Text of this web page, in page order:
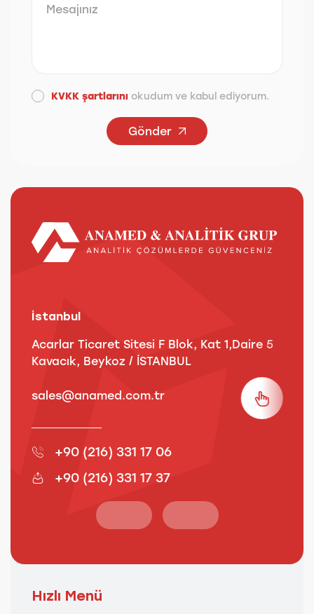
KVKK şartlarını okudum ve kabul ediyorum.
Gönder
İstanbul
Acarlar Ticaret Sitesi F Blok, Kat 1,Daire 5
Kavacık, Beykoz / İSTANBUL
sales@anamed.com.tr
+90 (216) 331 17 06
+90 (216) 331 17 37
Hızlı Menü